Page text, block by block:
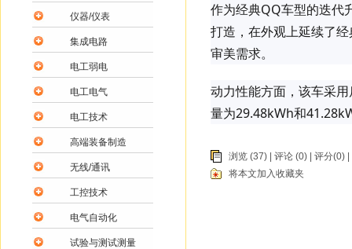
作为经典QQ车型的迭代
打造，在外观上延续了
审美需求。
动力性能方面，该车采
量为29.48kWh和
浏览 (37) | 评论 (0) | 评分(0) |
将本文加入收藏夹
仪器/仪表
集成电路
电工弱电
电工电气
电工技术
高端装备制造
无线/通讯
工控技术
电气自动化
试验与测试测量